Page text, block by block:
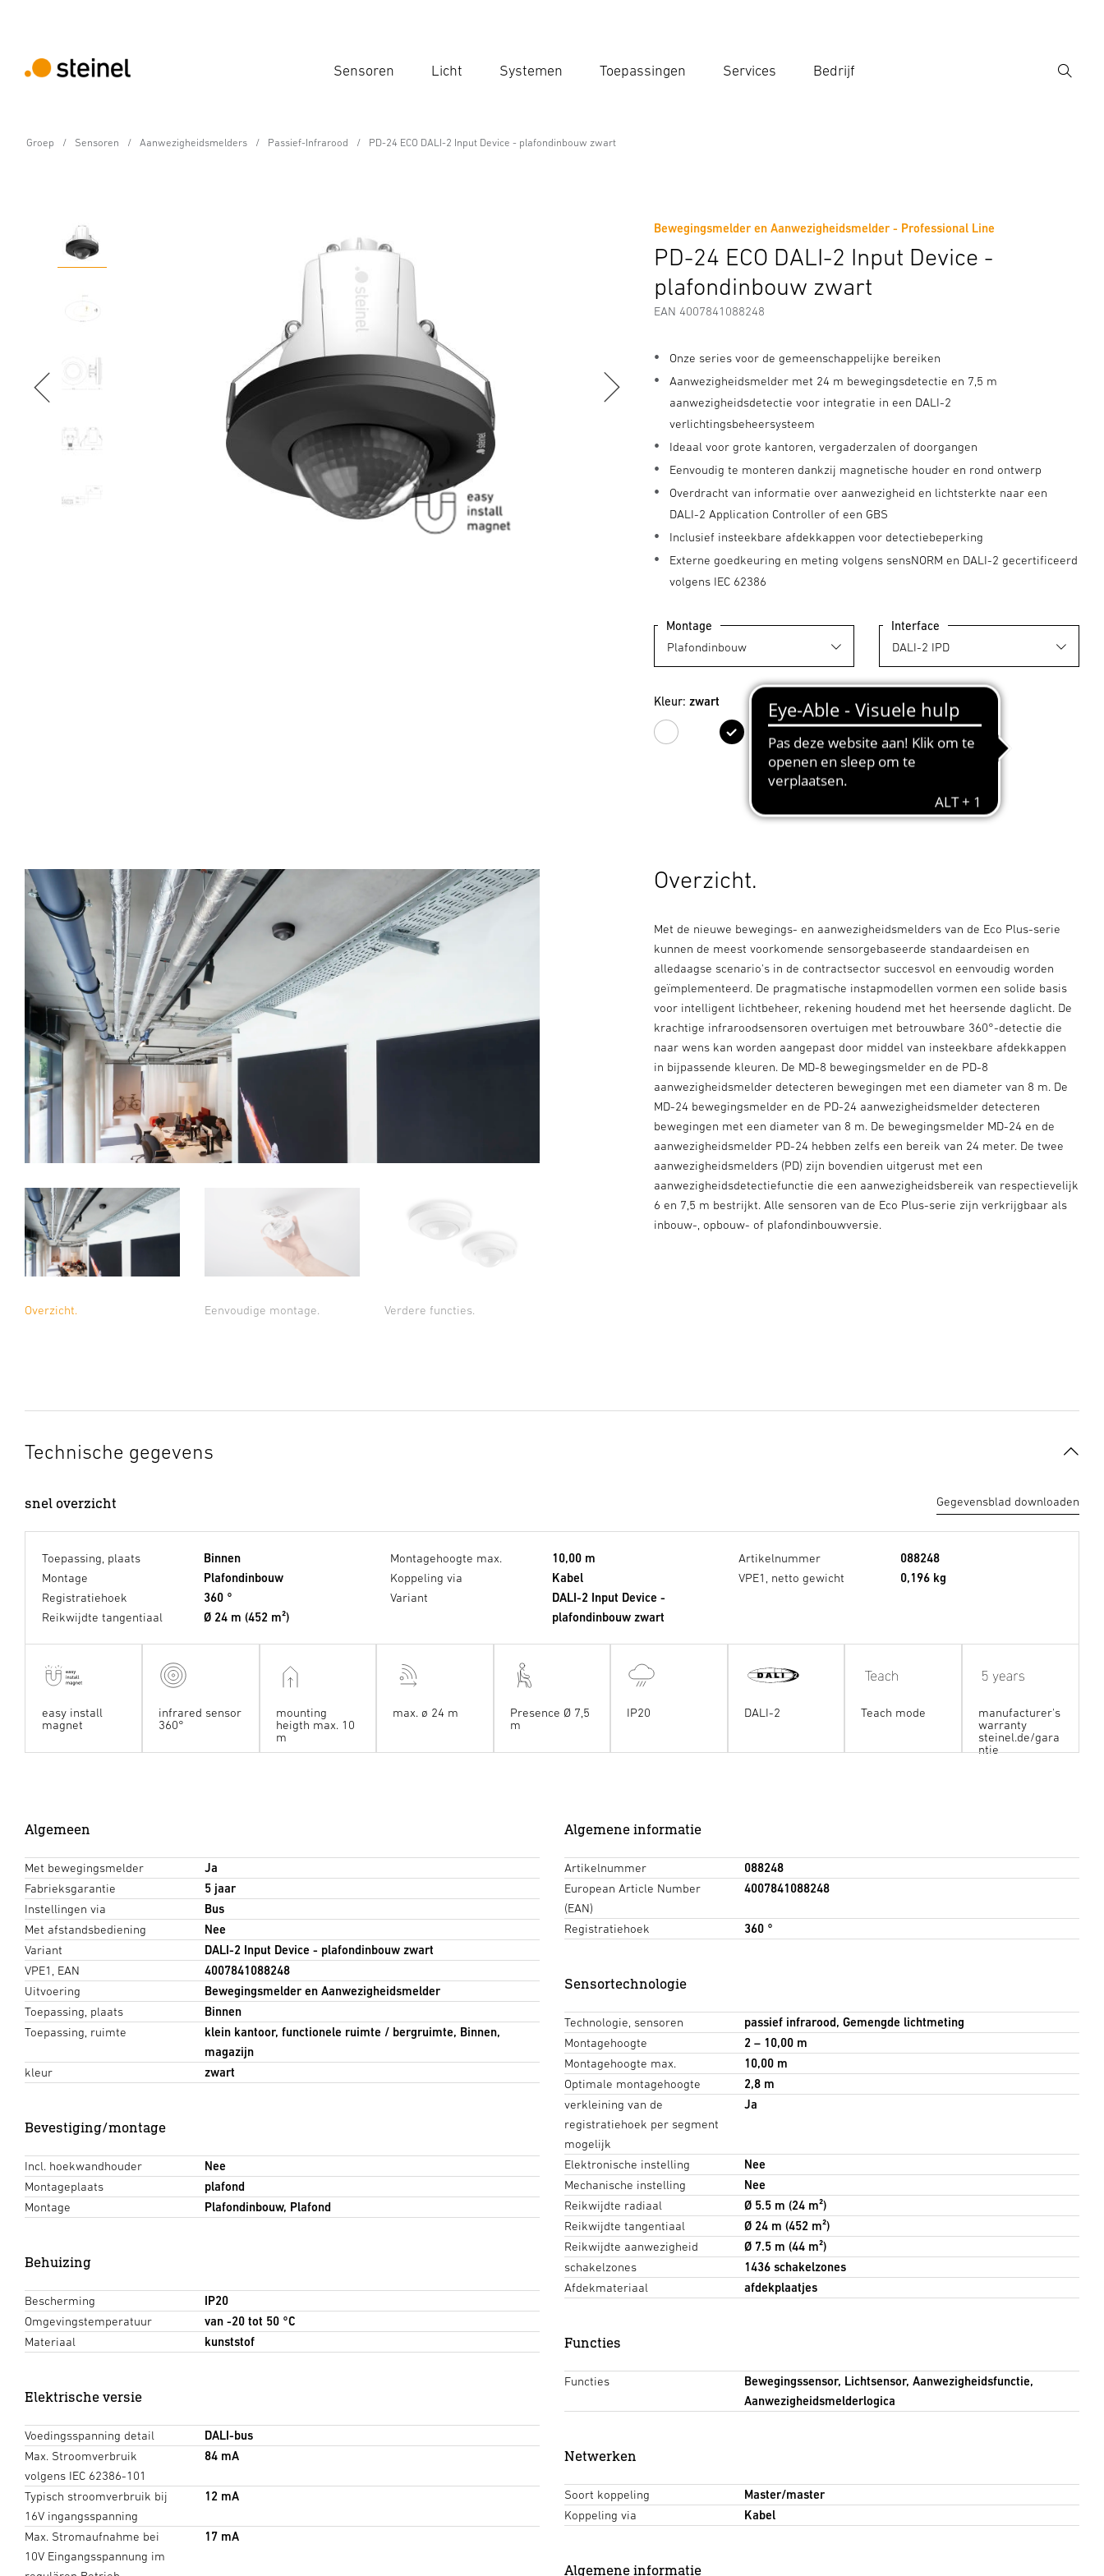
Sensoren Licht Systemen Toepassingen Services Bedrijf
Zoek
Groep Sensoren Aanwezigheidsmelders Passief-Infrarood PD-24 ECO DALI-2 Input Device - plafondinbouw zwart
Bewegingsmelder en Aanwezigheidsmelder - Professional Line
PD-24 ECO DALI-2 Input Device -
plafondinbouw zwart
EAN 4007841088248
Onze series voor de gemeenschappelijke bereiken
Aanwezigheidsmelder met 24 m bewegingsdetectie en 7,5 m
aanwezigheidsdetectie voor integratie in een DALI-2
verlichtingsbeheersysteem
Ideaal voor grote kantoren, vergaderzalen of doorgangen
Eenvoudig te monteren dankzij magnetische houder en rond ontwerp
Overdracht van informatie over aanwezigheid en lichtsterkte naar een
DALI-2 Application Controller of een GBS
Inclusief insteekbare afdekkappen voor detectiebeperking
Externe goedkeuring en meting volgens sensNORM en DALI-2 gecertificeerd
volgens IEC 62386
Montage Interface
Kleur:zwart
wit zwart
Eigenschappen Fabrikantinformatie Toebehoren
Overzicht. Eenvoudige montage. Verdere functies.
Overzicht.
Met de nieuwe bewegings- en aanwezigheidsmelders van de Eco Plus-serie
kunnen de meest voorkomende sensorgebaseerde standaardeisen en
alledaagse scenario's in de contractsector succesvol en eenvoudig worden
geïmplementeerd. De pragmatische instapmodellen vormen een solide basis
voor intelligent lichtbeheer, rekening houdend met het heersende daglicht. De
krachtige infraroodsensoren overtuigen met betrouwbare 360°-detectie die
naar wens kan worden aangepast door middel van insteekbare afdekkappen
in bijpassende kleuren. De MD-8 bewegingsmelder en de PD-8
aanwezigheidsmelder detecteren bewegingen met een diameter van 8 m. De
MD-24 bewegingsmelder en de PD-24 aanwezigheidsmelder detecteren
bewegingen met een diameter van 8 m. De bewegingsmelder MD-24 en de
aanwezigheidsmelder PD-24 hebben zelfs een bereik van 24 meter. De twee
aanwezigheidsmelders (PD) zijn bovendien uitgerust met een
aanwezigheidsdetectiefunctie die een aanwezigheidsbereik van respectievelijk
6 en 7,5 m bestrijkt. Alle sensoren van de Eco Plus-serie zijn verkrijgbaar als
inbouw-, opbouw- of plafondinbouwversie.
Technische gegevens
snel overzicht Gegevensblad downloaden
Toepassing, plaats
Binnen
Montage
Plafondinbouw
Registratiehoek
360 °
Reikwijdte tangentiaal
Ø 24 m (452 m²)
Montagehoogte max.
10,00 m
Koppeling via
Kabel
Variant
DALI-2 Input Device -
plafondinbouw zwart
Artikelnummer
088248
VPE1, netto gewicht
0,196 kg
easy install
magnet
infrared sensor
360°
mounting
heigth max. 10
m
max. ø 24 m
Presence Ø 7,5
m
IP20 DALI-2 Teach mode
manufacturer's
warranty
steinel.de/gara
ntie
Algemeen
Met bewegingsmelder
Ja
Fabrieksgarantie
5 jaar
Instellingen via
Bus
Met afstandsbediening
Nee
Variant
DALI-2 Input Device - plafondinbouw zwart
VPE1, EAN
4007841088248
Uitvoering
Bewegingsmelder en Aanwezigheidsmelder
Toepassing, plaats
Binnen
Toepassing, ruimte
klein kantoor, functionele ruimte / bergruimte, Binnen,
magazijn
kleur
zwart
Bevestiging/montage
Incl. hoekwandhouder
Nee
Montageplaats
plafond
Montage
Plafondinbouw, Plafond
Behuizing
Bescherming
IP20
Omgevingstemperatuur
van -20 tot 50 °C
Materiaal
kunststof
Elektrische versie
Voedingsspanning detail
DALI-bus
Max. Stroomverbruik
volgens IEC 62386-101
84 mA
Typisch stroomverbruik bij
16V ingangsspanning
12 mA
Max. Stromaufnahme bei
10V Eingangsspannung im
17 mA
Algemene informatie
Artikelnummer
088248
European Article Number
(EAN)
4007841088248
Registratiehoek 360 °
Sensortechnologie
Technologie, sensoren
passief infrarood, Gemengde lichtmeting
Montagehoogte
2 – 10,00 m
Montagehoogte max.
10,00 m
Optimale montagehoogte
2,8 m
verkleining van de
registratiehoek per segment
mogelijk
Ja
Elektronische instelling
Nee
Mechanische instelling
Nee
Reikwijdte radiaal
Ø 5.5 m (24 m²)
Reikwijdte tangentiaal
Ø 24 m (452 m²)
Reikwijdte aanwezigheid
Ø 7.5 m (44 m²)
schakelzones
1436 schakelzones
Afdekmateriaal
afdekplaatjes
Functies
Functies
Bewegingssensor, Lichtsensor, Aanwezigheidsfunctie,
Aanwezigheidsmelderlogica
Netwerken
Soort koppeling
Master/master
Koppeling via
Kabel
Algemene informatie